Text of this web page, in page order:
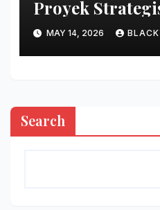
Proyek
MAY 14, 2026
Search